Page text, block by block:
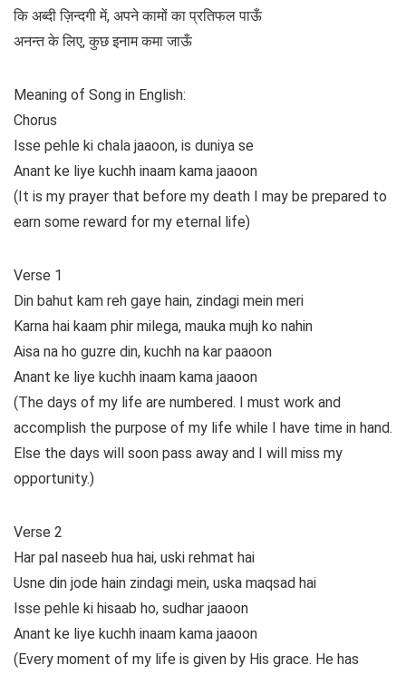
कि अब्दी ज़िन्दगी में, अपने कामों का प्रतिफल पाऊँ
अनन्त के लिए, कुछ इनाम कमा जाऊँ
Meaning of Song in English:
Chorus
Isse pehle ki chala jaaoon, is duniya se
Anant ke liye kuchh inaam kama jaaoon
(It is my prayer that before my death I may be prepared to
earn some reward for my eternal life)
Verse 1
Din bahut kam reh gaye hain, zindagi mein meri
Karna hai kaam phir milega, mauka mujh ko nahin
Aisa na ho guzre din, kuchh na kar paaoon
Anant ke liye kuchh inaam kama jaaoon
(The days of my life are numbered. I must work and
accomplish the purpose of my life while I have time in hand.
Else the days will soon pass away and I will miss my
opportunity.)
Verse 2
Har pal naseeb hua hai, uski rehmat hai
Usne din jode hain zindagi mein, uska maqsad hai
Isse pehle ki hisaab ho, sudhar jaaoon
Anant ke liye kuchh inaam kama jaaoon
(Every moment of my life is given by His grace. He has